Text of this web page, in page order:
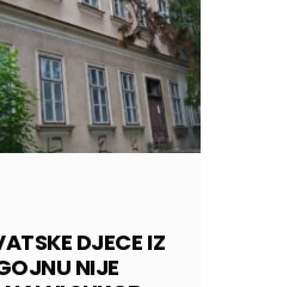
DJECE IZ
NIJE